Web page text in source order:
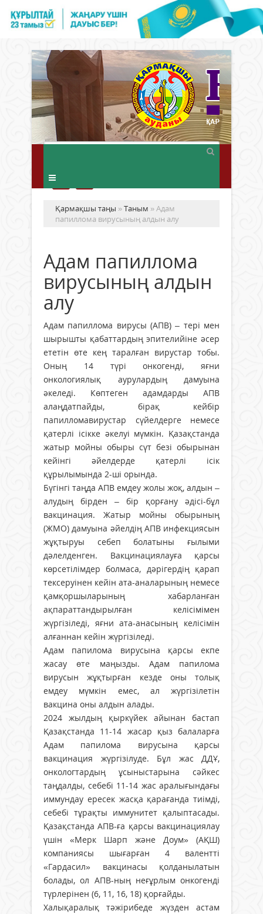
Қармақшы таңы »Таным » Адам
папиллома вирусының алдын алу
Адам папиллома
вирусының алдын
алу
Адам папиллома вирусы (АПВ) – тері мен
шырышты қабаттардың эпителийіне әсер
ететін өте кең таралған вирустар тобы.
Оның 14 түрі онкогенді, яғни
онкологиялық аурулардың дамуына
әкеледі. Көптеген адамдарды АПВ
алаңдатпайды, бірақ кейбір
папилломавирустар сүйелдерге немесе
қатерлі ісікке әкелуі мүмкін. Қазақстанда
жатыр мойны обыры сүт безі обырынан
кейінгі әйелдерде қатерлі ісік
құрылымында 2-ші орында.
Бүгінгі таңда АПВ емдеу жолы жоқ, алдын –
алудың бірден – бір қорғану әдісі-бұл
вакцинация. Жатыр мойны обырының
(ЖМО) дамуына әйелдің АПВ инфекциясын
жұқтыруы себеп болатыны ғылыми
дәлелденген. Вакцинациялауға қарсы
көрсетілімдер болмаса, дәрігердің қарап
тексеруінен кейін ата-аналарының немесе
қамқоршыларының хабарланған
ақпараттандырылған келісімімен
жүргізіледі, яғни ата-анасының келісімін
алғаннан кейін жүргізіледі.
Адам папилома вирусына қарсы екпе
жасау өте маңызды. Адам папилома
вирусын жұқтырған кезде оны толық
емдеу мүмкін емес, ал жүргізілетін
вакцина оны алдын алады.
2024 жылдың қыркүйек айынан бастап
Қазақстанда 11-14 жасар қыз балаларға
Адам папилома вирусына қарсы
вакцинация жүргізілуде. Бұл жас ДДҰ,
онкологтардың ұсыныстарына сәйкес
таңдалды, себебі 11-14 жас аралығындағы
иммундау ересек жасқа қарағанда тиімді,
себебі тұрақты иммунитет қалыптасады.
Қазақстанда АПВ-ға қарсы вакцинациялау
үшін «Мерк Шарп және Доум» (АҚШ)
компаниясы шығарған 4 валентті
«Гардасил» вакцинасы қолданылатын
болады, ол АПВ-ның неғұрлым онкогенді
түрлерінен (6, 11, 16, 18) қорғайды.
Халықаралық тәжірибеде жүзден астам